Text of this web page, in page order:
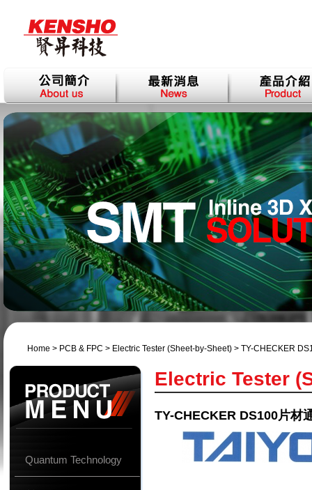
Home > PCB & FPC > Electric Tester (Sheet-by-Sheet)> TY-CHECKER
Quantum Technology
Electric Tester
TY-CHECKER DS100片材